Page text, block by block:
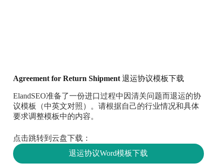
Agreement for Return Shipment 退运协议模板下载
ElandSEO准备了一份进口过程中因清关问题而退运的协
议模板（中英文对照）。请根据自己的行业情况和具体
要求调整模板中的内容。
点击跳转到云盘下载：
退运协议Word模板下载